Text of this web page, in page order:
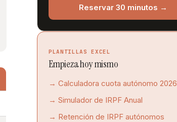
Reservar 30 minutos →
PLANTILLAS EXCEL
Empieza hoy mismo
→ Calculadora cuota autónomo 2026
→ Simulador de IRPF Anual
→ Retención de IRPF autónomos